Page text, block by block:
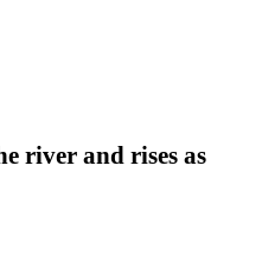
river and rises as